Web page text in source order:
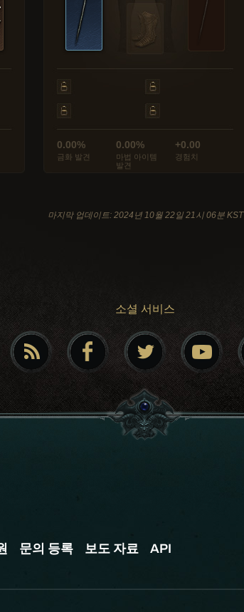
0.00%
금화 발견
0.00%
마법 아이템
발견
+0.00
경험치
마지막 업데이트: 2024년 10월 22일 21시 06분 KST
소셜 서비스